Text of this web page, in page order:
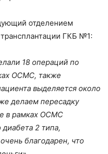
отделением
ГКБ №1:
18 операций по
ОСМС, также
выделяется около
делаем пересадку
в рамках ОСМС
2 типа,
благодарен, что